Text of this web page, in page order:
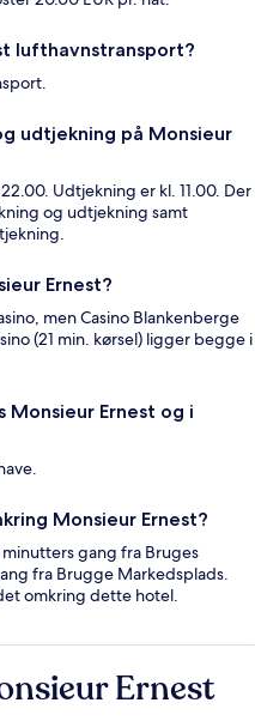
lufthavnstransport?
udtjekning på Monsieur
Udtjekning er kl. 11.00. Der
og udtjekning samt
Ernest?
men Casino Blankenberge
(21 min. kørsel) ligger begge i
Monsieur Ernest og i
Monsieur Ernest?
gang fra Bruges
fra Brugge Markedsplads.
omkring dette hotel.
Ernest